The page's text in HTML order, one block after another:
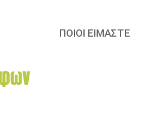
ΠΟΙΟΙ ΕΙΜΑΣΤΕ